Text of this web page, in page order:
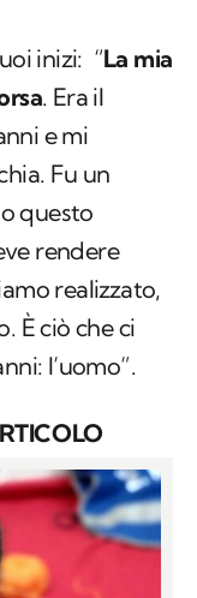
inizi: “La mia
. Era il
e mi
Fu un
questo
rendere
realizzato,
È ciò che ci
l’uomo”.